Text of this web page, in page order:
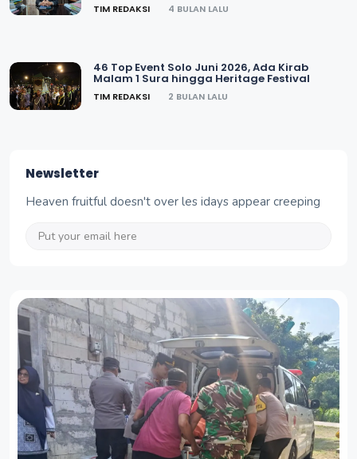
TIM REDAKSI 4 BULAN LALU
46 Top Event Solo Juni 2026, Ada Kirab
Malam 1 Sura hingga Heritage Festival
TIM REDAKSI 2 BULAN LALU
Newsletter
Heaven fruitful doesn't over les idays appear creeping